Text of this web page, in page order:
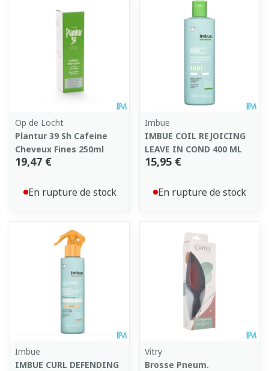
Op de Locht
Plantur 39 Sh Cafeine
Cheveux Fines 250ml
19,47 €
En rupture de stock
Imbue
IMBUE COIL REJOICING
LEAVE IN COND 400 ML
15,95 €
En rupture de stock
Imbue
IMBUE CURL DEFENDING
Vitry
Brosse Pneum.